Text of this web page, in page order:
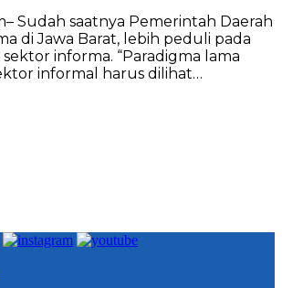
Sudah saatnya Pemerintah Daerah
di Jawa Barat, lebih peduli pada
informa. “Paradigma lama
informal harus dilihat…